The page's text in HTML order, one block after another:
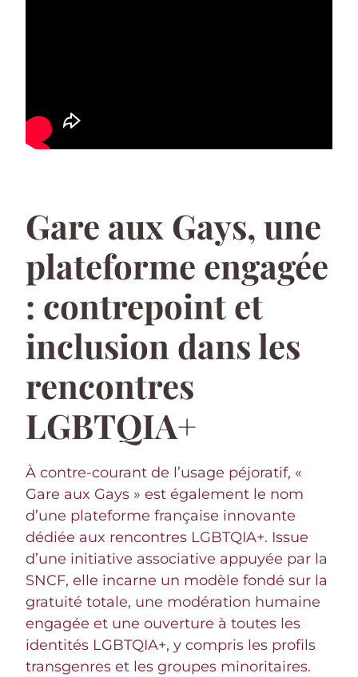
Gare aux Gays, une
plateforme engagée
: contrepoint et
inclusion dans les
rencontres
LGBTQIA+
À contre-courant de l’usage péjoratif, «
Gare aux Gays » est également le nom
d’une plateforme française innovante
dédiée aux rencontres LGBTQIA+. Issue
d’une initiative associative appuyée par la
SNCF, elle incarne un modèle fondé sur la
gratuité totale, une modération humaine
engagée et une ouverture à toutes les
identités LGBTQIA+, y compris les profils
transgenres et les groupes minoritaires.